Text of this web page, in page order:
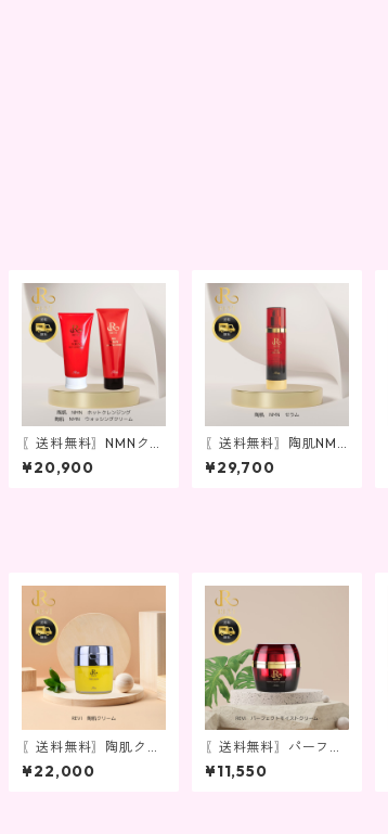
〖送料無料〗NMNクレ
ンジング＆洗顔セット
¥20,900
〖送料無料〗陶肌NMN
セラム
¥29,700
〖送料無料〗陶肌クリ
ーム
¥22,000
〖送料無料〗パーフェ
クトモイストクリーム
¥11,550